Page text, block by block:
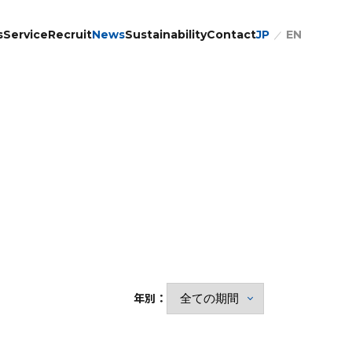
ServiceRecruitNewsSustainabilityContactJP EN
年別：